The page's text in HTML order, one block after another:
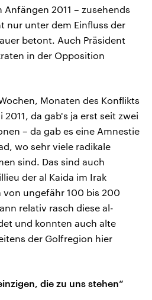
2011 – zusehends
nur unter dem Einfluss der
betont. Auch Präsident
in der Opposition
Monaten des Konflikts
da gab's ja erst seit zwei
– da gab es eine Amnestie
wo sehr viele radikale
sind. Das sind auch
der al Kaida im Irak
von ungefähr 100 bis 200
relativ rasch diese al-
und konnten auch alte
der Golfregion hier
die zu uns stehen“